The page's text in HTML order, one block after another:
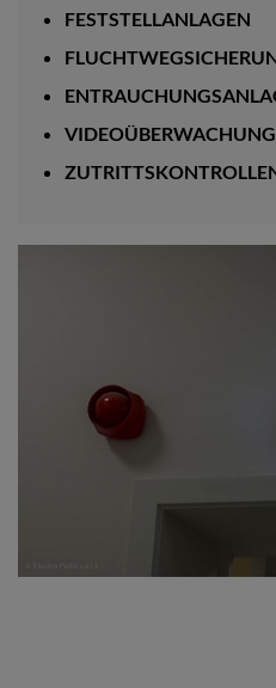
FESTSTELLANLAGEN
VIDEOÜBERWACHUNG